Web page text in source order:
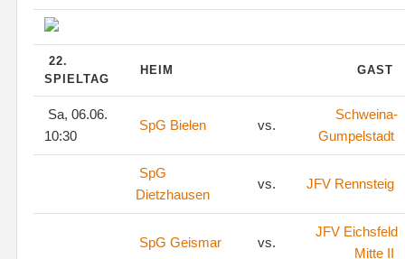
22.
SPIELTAG
HEIM GAST
Sa, 06.06.
10:30
SpG Bielen vs.
Schweina-
Gumpelstadt
SpG
Dietzhausen
vs. JFV Rennsteig
SpG Geismar vs.
JFV Eichsfeld
Mitte II